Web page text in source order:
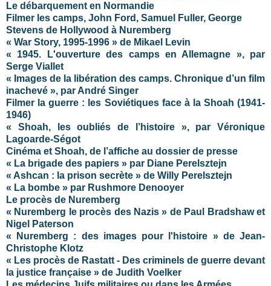
Le débarquement en Normandie
Filmer les camps, John Ford, Samuel Fuller, George
Stevens de Hollywood à Nuremberg
« War Story, 1995-1996 » de Mikael Levin
« 1945. L'ouverture des camps en Allemagne », par
Serge Viallet
« Images de la libération des camps. Chronique d’un film
inachevé », par André Singer
Filmer la guerre : les Soviétiques face à la Shoah (1941-
1946)
« Shoah, les oubliés de l’histoire », par Véronique
Lagoarde-Ségot
Cinéma et Shoah, de l’affiche au dossier de presse
« La brigade des papiers » par Diane Perelsztejn
« Ashcan : la prison secrète » de Willy Perelsztejn
« La bombe » par Rushmore Denooyer
Le procès de Nuremberg
« Nuremberg le procès des Nazis » de Paul Bradshaw et
Nigel Paterson
« Nuremberg : des images pour l'histoire » de Jean-
Christophe Klotz
« Les procès de Rastatt - Des criminels de guerre devant
la justice française » de Judith Voelker